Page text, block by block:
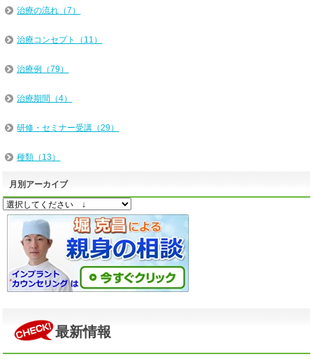
治療の流れ（7）
治療コンセプト（11）
治療例（79）
治療期間（4）
研修・セミナー受講（29）
種類（13）
月別アーカイブ
最新情報